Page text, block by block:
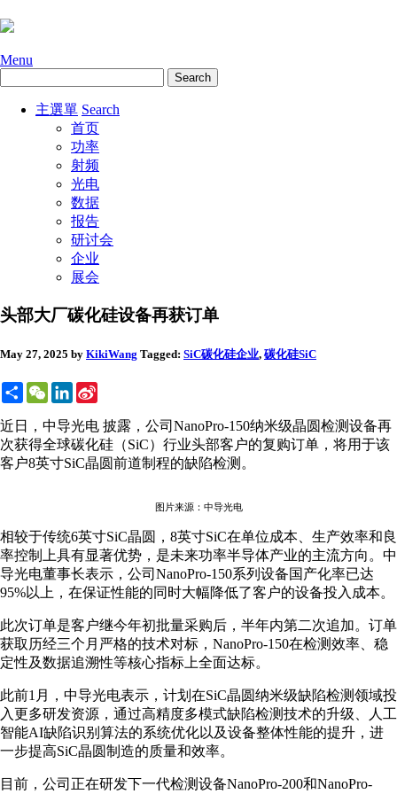
Menu
主選單 Search
首页
功率
射频
光电
数据
报告
研讨会
企业
展会
头部大厂碳化硅设备再获订单
May 27, 2025 by KikiWang Tagged: SiC碳化硅企业, 碳化硅SiC
ShareWeChatLinkedIn
近日，中导光电 披露，公司NanoPro-150纳米级晶圆检测设备再
次获得全球碳化硅（SiC）行业头部客户的复购订单，将用于该
客户8英寸SiC晶圆前道制程的缺陷检测。
图片来源：中导光电
相较于传统6英寸SiC晶圆，8英寸SiC在单位成本、生产效率和良
率控制上具有显著优势，是未来功率半导体产业的主流方向。中
导光电董事长表示，公司NanoPro-150系列设备国产化率已达
95%以上，在保证性能的同时大幅降低了客户的设备投入成本。
此次订单是客户继今年初批量采购后，半年内第二次追加。订单
获取历经三个月严格的技术对标，NanoPro-150在检测效率、稳
定性及数据追溯性等核心指标上全面达标。
此前1月，中导光电表示，计划在SiC晶圆纳米级缺陷检测领域投
入更多研发资源，通过高精度多模式缺陷检测技术的升级、人工
智能AI缺陷识别算法的系统优化以及设备整体性能的提升，进
一步提高SiC晶圆制造的质量和效率。
目前，公司正在研发下一代检测设备NanoPro-200和NanoPro-